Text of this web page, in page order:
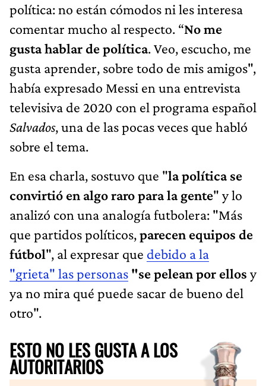
política: no están cómodos ni les interesa
comentar mucho al respecto. “No me
gusta hablar de política. Veo, escucho, me
gusta aprender, sobre todo de mis amigos",
había expresado Messi en una entrevista
televisiva de 2020 con el programa español
Salvados, una de las pocas veces que habló
sobre el tema.
En esa charla, sostuvo que "la política se
convirtió en algo raro para la gente" y lo
analizó con una analogía futbolera: "Más
que partidos políticos,parecen equipos de
fútbol", al expresar que debido a la
"grieta" las personas "se pelean por ellos y
ya no mira qué puede sacar de bueno del
otro".
ESTO NO LES GUSTA A LOS
AUTORITARIOS